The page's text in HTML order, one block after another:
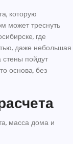
которую
может треснуть
где
даже небольшая
стены пойдут
основа, без
масса дома и